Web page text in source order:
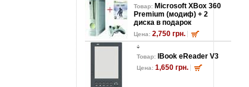
Товар: Microsoft XBox 360
Premium (модиф) + 2
диска в подарок
Цена: 2,750 грн.
Товар: lBook eReader V3
Цена: 1,650 грн.